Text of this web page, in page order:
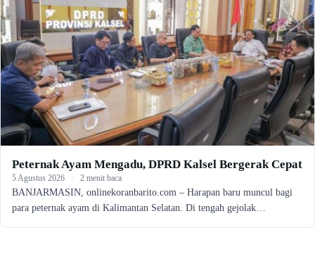
Peternak Ayam Mengadu, DPRD Kalsel Bergerak Cepat
5 Agustus 2026 · 2 menit baca
BANJARMASIN, onlinekoranbarito.com – Harapan baru muncul bagi
para peternak ayam di Kalimantan Selatan. Di tengah gejolak…